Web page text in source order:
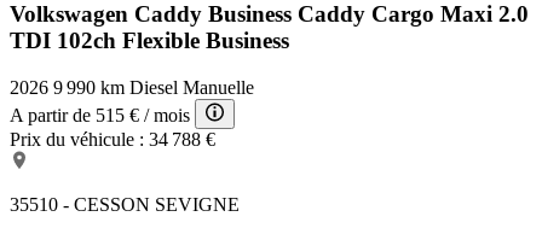
Volkswagen Caddy Business Caddy Cargo Maxi 2.0
TDI 102ch Flexible Business
2026 9 990 km Diesel Manuelle
A partir de 515 € / mois
Prix du véhicule : 34 788 €
35510 - CESSON SEVIGNE